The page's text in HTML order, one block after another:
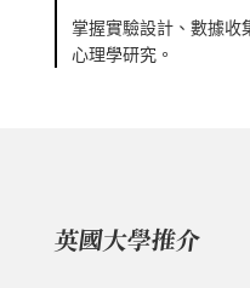
掌握實驗設計、數據收
心理學研究。
英國大學推介